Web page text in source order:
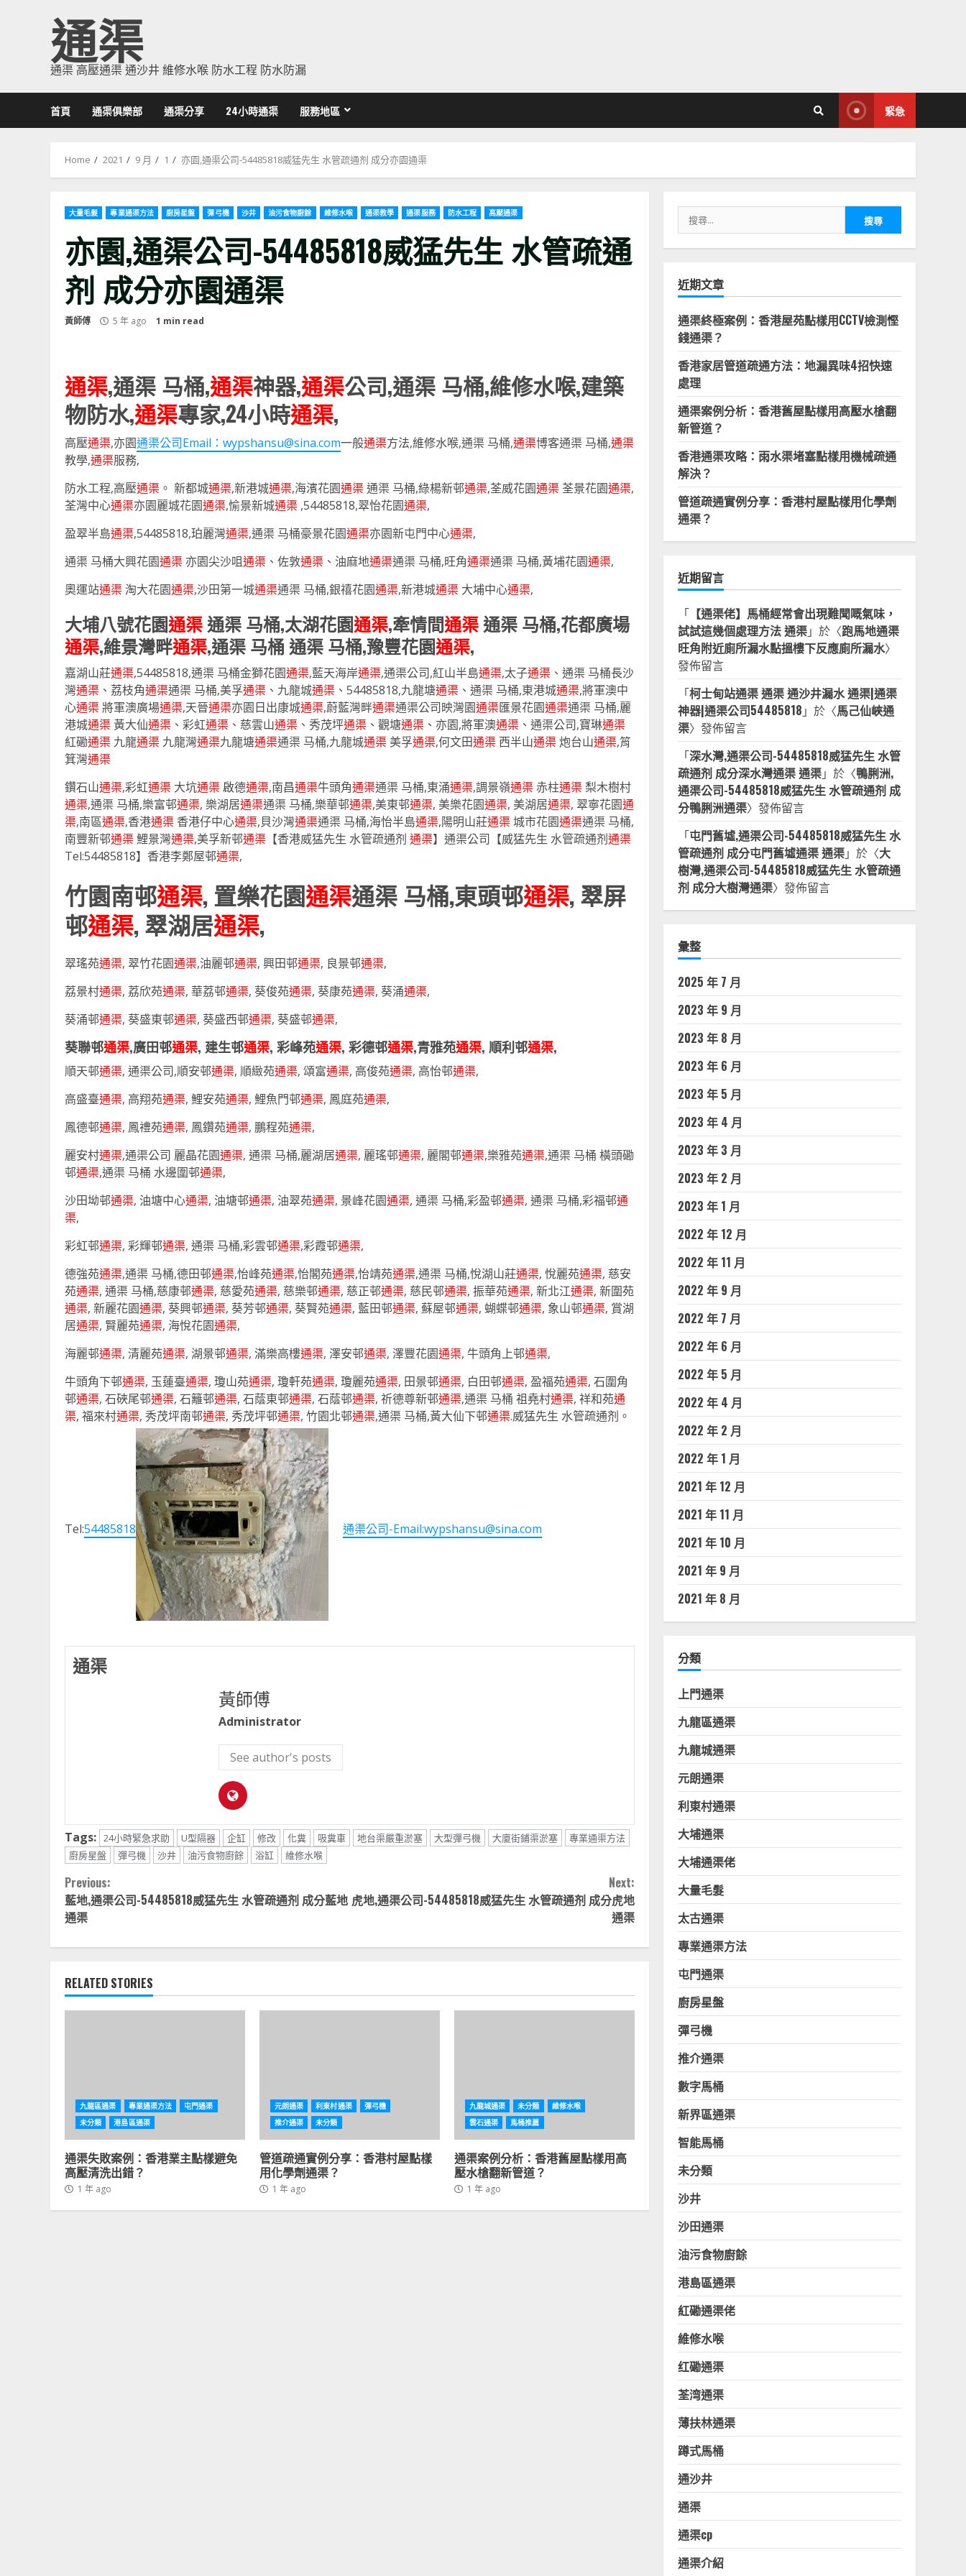
通渠
通渠 高壓通渠 通沙井 維修水喉 防水工程 防水防漏
首頁 通渠俱樂部 通渠分享 24小時通渠 服務地區 緊急
Home 2021 9 月 1 亦園,通渠公司-54485818威猛先生 水管疏通剂 成分亦園通渠
大量毛髮 專業通渠方法 廚房星盤 彈弓機 沙井 油污食物廚餘 維修水喉 通渠教學 通渠服務 防水工程 高壓通渠
亦園,通渠公司-54485818威猛先生 水管疏通
剂 成分亦園通渠
黃師傅 5 年 ago 1 min read
通渠,通渠 马桶,通渠神器,通渠公司,通渠 马桶,維修水喉,建築
物防水,通渠專家,24小時通渠,
高壓通渠,亦園通渠公司Email： wypshansu@sina.com一般通渠方法,維修水喉,通渠 马桶,通渠博客通渠 马桶,通渠
教學,通渠服務,
防水工程,高壓通渠 。 新都城通渠,新港城通渠,海濱花園通渠通渠 马桶,綠楊新邨通渠,荃威花園通渠 荃景花園通渠,
荃灣中心通渠亦園麗城花園通渠,愉景新城通渠 ,54485818,翠怡花園通渠,
盈翠半島通渠,54485818,珀麗灣通渠,通渠 马桶豪景花園通渠亦園新屯門中心通渠,
通渠 马桶大興花園通渠 亦園尖沙咀通渠 、佐敦通渠 、油麻地通渠通渠 马桶,旺角通渠通渠 马桶,黃埔花園通渠,
奧運站通渠 淘大花園通渠,沙田第一城通渠通渠 马桶,銀禧花園通渠,新港城通渠 大埔中心通渠,
大埔八號花園通渠通渠 马桶,太湖花園通渠,牽情間通渠通渠 马桶,花都廣場
通渠,維景灣畔通渠,通渠 马桶 通渠 马桶,豫豐花園通渠,
嘉湖山莊通渠,54485818,通渠 马桶金獅花園通渠,藍天海岸通渠,通渠公司,紅山半島通渠,太子通渠 、通渠 马桶長沙
灣通渠 、荔枝角通渠通渠 马桶,美孚通渠 、九龍城通渠 、54485818,九龍塘通渠 、通渠 马桶,東港城通渠,將軍澳中
心通渠將軍澳廣場通渠,天晉通渠亦園日出康城通渠,蔚藍灣畔通渠通渠公司映灣園通渠匯景花園通渠通渠 马桶,麗
港城通渠 黃大仙通渠 、彩虹通渠 、慈雲山通渠 、秀茂坪通渠 、觀塘通渠 、亦園,將軍澳通渠 、通渠公司,寶琳通渠
紅磡通渠 九龍通渠 九龍灣通渠九龍塘通渠通渠 马桶,九龍城通渠 美孚通渠,何文田通渠 西半山通渠炮台山通渠,筲
箕灣通渠
鑽石山通渠,彩虹通渠 大坑通渠啟德通渠,南昌通渠牛頭角通渠通渠 马桶,東涌通渠,調景嶺通渠赤柱通渠梨木樹村
通渠,通渠 马桶,樂富邨通渠, 樂湖居通渠通渠 马桶,樂華邨通渠,美東邨通渠, 美樂花園通渠, 美湖居通渠, 翠寧花園通
渠,南區通渠,香港通渠香港仔中心通渠,貝沙灣通渠通渠 马桶,海怡半島通渠,陽明山莊通渠城市花園通渠通渠 马桶,
南豐新邨通渠鯉景灣通渠,美孚新邨通渠 【香港威猛先生 水管疏通剂 通渠】通渠公司【威猛先生 水管疏通剂通渠
Tel:54485818】香港李鄭屋邨通渠,
竹園南邨通渠, 置樂花園通渠通渠 马桶,東頭邨通渠, 翠屏
邨通渠, 翠湖居通渠,
翠瑤苑通渠, 翠竹花園通渠,油麗邨通渠, 興田邨通渠, 良景邨通渠,
荔景村通渠, 荔欣苑通渠, 華荔邨通渠, 葵俊苑通渠, 葵康苑通渠, 葵涌通渠,
葵涌邨通渠, 葵盛東邨通渠, 葵盛西邨通渠, 葵盛邨通渠,
葵聯邨通渠,廣田邨通渠, 建生邨通渠, 彩峰苑通渠, 彩德邨通渠,青雅苑通渠, 順利邨通渠,
順天邨通渠, 通渠公司,順安邨通渠, 順緻苑通渠, 頌富通渠, 高俊苑通渠, 高怡邨通渠,
高盛臺通渠, 高翔苑通渠, 鯉安苑通渠, 鯉魚門邨通渠, 鳳庭苑通渠,
鳳德邨通渠, 鳳禮苑通渠, 鳳鑽苑通渠, 鵬程苑通渠,
麗安村通渠,通渠公司 麗晶花園通渠, 通渠 马桶,麗湖居通渠, 麗瑤邨通渠, 麗閣邨通渠,樂雅苑通渠,通渠 马桶 橫頭磡
邨通渠,通渠 马桶 水邊圍邨通渠,
沙田坳邨通渠, 油塘中心通渠, 油塘邨通渠, 油翠苑通渠, 景峰花園通渠, 通渠 马桶,彩盈邨通渠, 通渠 马桶,彩福邨通
渠,
彩虹邨通渠, 彩輝邨通渠, 通渠 马桶,彩雲邨通渠,彩霞邨通渠,
德強苑通渠,通渠 马桶,德田邨通渠,怡峰苑通渠,怡閣苑通渠,怡靖苑通渠,通渠 马桶,悅湖山莊通渠, 悅麗苑通渠, 慈安
苑通渠, 通渠 马桶,慈康邨通渠, 慈愛苑通渠, 慈樂邨通渠, 慈正邨通渠, 慈民邨通渠, 振華苑通渠, 新北江通渠, 新圍苑
通渠, 新麗花園通渠, 葵興邨通渠, 葵芳邨通渠, 葵賢苑通渠, 藍田邨通渠, 蘇屋邨通渠, 蝴蝶邨通渠, 象山邨通渠, 賞湖
居通渠, 賢麗苑通渠, 海悅花園通渠,
海麗邨通渠, 清麗苑通渠, 湖景邨通渠, 滿樂高樓通渠, 澤安邨通渠, 澤豐花園通渠, 牛頭角上邨通渠,
牛頭角下邨通渠, 玉蓮臺通渠, 瓊山苑通渠, 瓊軒苑通渠, 瓊麗苑通渠, 田景邨通渠, 白田邨通渠, 盈福苑通渠, 石圍角
邨通渠, 石硤尾邨通渠, 石籬邨通渠, 石蔭東邨通渠, 石蔭邨通渠, 祈德尊新邨通渠,通渠 马桶 祖堯村通渠, 祥和苑通
渠, 福來村通渠, 秀茂坪南邨通渠, 秀茂坪邨通渠, 竹園北邨通渠,通渠 马桶,黃大仙下邨通渠.威猛先生 水管疏通剂。
Tel:54485818 通渠公司-Email:wypshansu@sina.com
通渠
黃師傅
Administrator
See author's posts
Tags: 24小時緊急求助 U型隔器 企缸 修改 化糞 吸糞車 地台渠嚴重淤塞 大型彈弓機 大廈街鋪渠淤塞
專業通渠方法
廚房星盤
彈弓機 沙井 油污食物廚餘 浴缸 維修水喉
Continue
Reading
Previous:
藍地,通渠公司-54485818威猛先生 水管疏通剂 成分藍地
通渠
Next:
虎地,通渠公司-54485818威猛先生 水管疏通剂 成分虎地
通渠
RELATED STORIES
九龍區通渠 專業通渠方法
屯門通渠
未分類
港島區通渠
通渠失敗案例：香港業主點樣避免
高壓清洗出錯？
1 年 ago
元朗通渠 利東村通渠
彈弓機
推介通渠
未分類
管道疏通實例分享：香港村屋點樣
用化學劑通渠？
1 年 ago
九龍城通渠 未分類
維修水喉
雲石通渠
馬桶推薦
通渠案例分析：香港舊屋點樣用高
壓水槍翻新管道？
1 年 ago
尋
關
字:
近期文章
通渠終極案例：香港屋苑點樣用CCTV檢測慳
錢通渠？
香港家居管道疏通方法：地漏異味4招快速
處理
通渠案例分析：香港舊屋點樣用高壓水槍翻
新管道？
香港通渠攻略：雨水渠堵塞點樣用機械疏通
解決？
管道疏通實例分享：香港村屋點樣用化學劑
通渠？
近期留言
「【通渠佬】馬桶經常會出現難聞嘅氣味，
試試這幾個處理方法 通渠」於〈跑馬地通渠
旺角附近廁所漏水點搵樓下反應廁所漏水〉
發佈留言
「柯士甸站通渠 通渠 通沙井漏水 通渠|通渠
神器|通渠公司54485818 」於〈馬己仙峽通
渠〉發佈留言
「深水灣,通渠公司-54485818威猛先生 水管
疏通剂 成分深水灣通渠 通渠」於〈鴨脷洲,
通渠公司-54485818威猛先生 水管疏通剂 成
分鴨脷洲通渠〉發佈留言
「屯門舊墟,通渠公司-54485818威猛先生 水
管疏通剂 成分屯門舊墟通渠 通渠」於〈大
樹灣,通渠公司-54485818威猛先生 水管疏通
剂 成分大樹灣通渠〉發佈留言
彙整
2025 年 7 月
2023 年 9 月
2023 年 8 月
2023 年 6 月
2023 年 5 月
2023 年 4 月
2023 年 3 月
2023 年 2 月
2023 年 1 月
2022 年 12 月
2022 年 11 月
2022 年 9 月
2022 年 7 月
2022 年 6 月
2022 年 5 月
2022 年 4 月
2022 年 2 月
2022 年 1 月
2021 年 12 月
2021 年 11 月
2021 年 10 月
2021 年 9 月
2021 年 8 月
分類
上門通渠
九龍區通渠
九龍城通渠
元朗通渠
利東村通渠
大埔通渠
大埔通渠佬
大量毛髮
太古通渠
專業通渠方法
屯門通渠
廚房星盤
彈弓機
推介通渠
數字馬桶
新界區通渠
智能馬桶
未分類
沙井
沙田通渠
油污食物廚餘
港島區通渠
紅磡通渠佬
維修水喉
红磡通渠
荃湾通渠
薄扶林通渠
蹲式馬桶
通沙井
通渠
通渠cp
通渠介紹